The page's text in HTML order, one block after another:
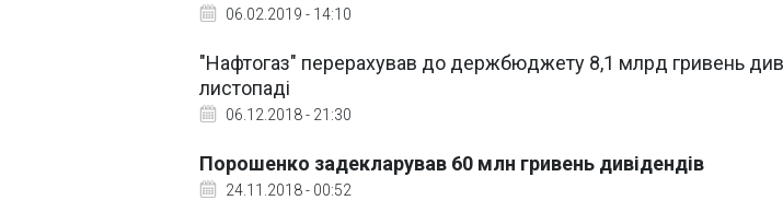
06.02.2019 - 14:10
"Нафтогаз" перерахував до держбюджету 8,1 млрд гривень
листопаді
06.12.2018 - 21:30
Порошенко задекларував 60 млн гривень дивідендів
24.11.2018 - 00:52